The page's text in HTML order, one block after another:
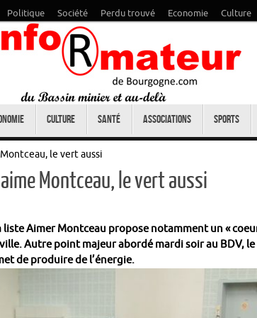
Politique Société Perdu trouvé Economie Culture
Culture Santé Associations Sports
le vert aussi
Montceau, le vert aussi
Aimer Montceau propose notamment un «
Autre point majeur abordé mardi soir au BDV, le
de produire de l’énergie.